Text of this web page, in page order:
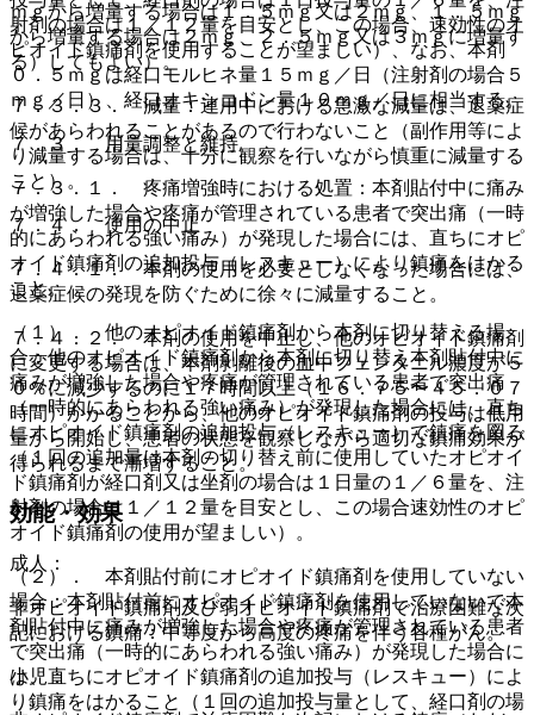
ｍｇから増量する場合は１．５ｍｇ又は２ｍｇ、１．５ｍｇ
から増量する場合は２ｍｇ、２．５ｍｇ又は３ｍｇに増量す
る）してもよい）。
７．３．３． 減量：連用中における急激な減量は、退薬症
候があらわれることがあるので行わないこと（副作用等によ
り減量する場合は、十分に観察を行いながら慎重に減量する
こと）。
７．４． 使用の中止
７．４．１． 本剤の使用を必要としなくなった場合には、
退薬症候の発現を防ぐために徐々に減量すること。
７．４．２． 本剤の使用を中止し、他のオピオイド鎮痛剤
に変更する場合は、本剤剥離後の血中フェンタニル濃度が５
０％に減少するのに１７時間以上（１６．７５〜４５．０７
時間）かかることから、他のオピオイド鎮痛剤の投与は低用
量から開始し、患者の状態を観察しながら適切な鎮痛効果が
得られるまで漸増すること。
効能・効果
成人：
非オピオイド鎮痛剤及び弱オピオイド鎮痛剤で治療困難な次
記における鎮痛：中等度から高度の疼痛を伴う各種がん。
小児：
射剤の場合は１／１２量を目安とし、この場合、速効性のオ
ピオイド鎮痛剤を使用することが望ましい）、なお、本剤
０．５ｍｇは経口モルヒネ量１５ｍｇ／日（注射剤の場合５
ｍｇ／日）、経口オキシコドン量１０ｍｇ／日に相当する。
７．３． 用量調整と維持
７．３．１． 疼痛増強時における処置：本剤貼付中に痛み
が増強した場合や疼痛が管理されている患者で突出痛（一時
的にあらわれる強い痛み）が発現した場合には、直ちにオピ
オイド鎮痛剤の追加投与（レスキュー）により鎮痛をはかる
こと。
（１）． 他のオピオイド鎮痛剤から本剤に切り替える場
合：他のオピオイド鎮痛剤から本剤に切り替え本剤貼付中に
痛みが増強した場合や疼痛が管理されている患者で突出痛
（一時的にあらわれる強い痛み）が発現した場合には、直ち
にオピオイド鎮痛剤の追加投与（レスキュー）で鎮痛を図る
（１回の追加量は本剤の切り替え前に使用していたオピオイ
ド鎮痛剤が経口剤又は坐剤の場合は１日量の１／６量を、注
射剤の場合は１／１２量を目安とし、この場合速効性のオピ
オイド鎮痛剤の使用が望ましい）。
（２）． 本剤貼付前にオピオイド鎮痛剤を使用していない
場合：本剤貼付前にオピオイド鎮痛剤を使用していないで本
剤貼付中に痛みが増強した場合や疼痛が管理されている患者
で突出痛（一時的にあらわれる強い痛み）が発現した場合に
は、直ちにオピオイド鎮痛剤の追加投与（レスキュー）によ
り鎮痛をはかること（１回の追加投与量として、経口剤の場